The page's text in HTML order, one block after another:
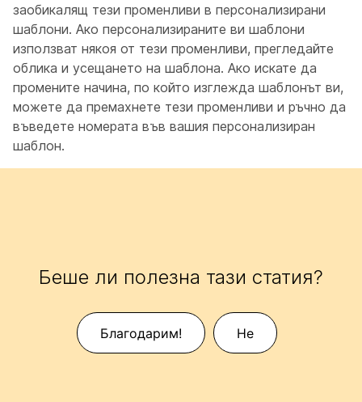
заобикалящ тези променливи в персонализирани
шаблони. Ако персонализираните ви шаблони
използват някоя от тези променливи, прегледайте
облика и усещането на шаблона. Ако искате да
промените начина, по който изглежда шаблонът ви,
можете да премахнете тези променливи и ръчно да
въведете номерата във вашия персонализиран
шаблон.
Беше ли полезна тази статия?
Благодарим! Не